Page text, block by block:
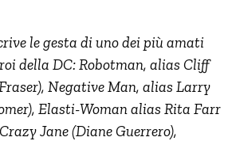
le gesta di uno dei più amati
della DC: Robotman, alias Cliff
Negative Man, alias Larry
Elasti-Woman alias Rita Farr
Jane (Diane Guerrero),